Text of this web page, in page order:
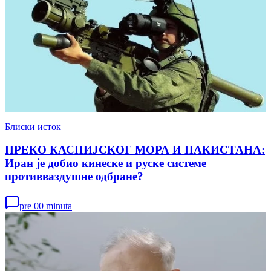
Блиски исток
ПРЕКО КАСПИЈСКОГ МОРА И ПАКИСТАНА:
Иран је добио кинеске и руске системе
противваздушне одбране?
pre 00 minuta